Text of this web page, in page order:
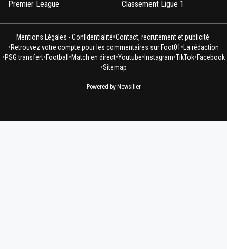
Premier League
Classement Ligue 1
Mentions Légales - Confidentialité•Contact, recrutement et publicité
•Retrouvez votre compte pour les commentaires sur Foot01 •La rédaction
•PSG transfert•Football •Match en direct•Youtube• Instagram•TikTok•Facebook
•Sitemap
Powered by Newsifier